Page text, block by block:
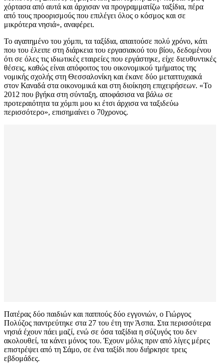
χόρτασα από αυτά και άρχισαν να προγραμματίζω ταξίδια, πέρα
από τους προορισμούς που επιλέγει όλος ο κόσμος και σε
μικρότερα νησιά», αναφέρει.
Το αγαπημένο του χόμπι, τα ταξίδια, απαιτούσε πολύ χρόνο, κάτι
που του έλειπε στη διάρκεια του εργασιακού του βίου, δεδομένου
ότι σε όλες τις ιδιωτικές εταιρείες που εργάστηκε, είχε διευθυντικές
θέσεις, καθώς είναι απόφοιτος του οικονομικού τμήματος της
νομικής σχολής στη Θεσσαλονίκη και έκανε δύο μεταπτυχιακά
στον Καναδά στα οικονομικά και στη διοίκηση επιχειρήσεων. «Το
2012 που βγήκα στη σύνταξη, αποφάσισα να βάλω σε
προτεραιότητα τα χόμπι μου κι έτσι άρχισα να ταξιδεύω
περισσότερο», επισημαίνει ο 70χρονος.
Πατέρας δύο παιδιών και παππούς δύο εγγονιών, ο Γιώργος
Πολύζος παντρεύτηκε στα 27 του έτη την Άσπα. Στα περισσότερα
νησιά έχουν πάει μαζί, ενώ σε όσα ταξίδια η σύζυγός του δεν
ακολουθεί, τα κάνει μόνος του. Έχουν μόλις πριν από λίγες μέρες
επιστρέψει από τη Σάμο, σε ένα ταξίδι που διήρκησε τρεις
εβδομάδες.